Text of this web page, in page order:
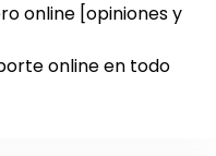
online [opiniones y
online en todo